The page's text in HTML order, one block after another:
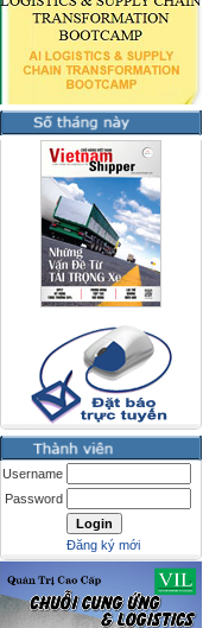
Username
Password
Đăng ký mới